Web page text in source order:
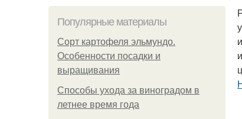
Популярные материалы
Сорт картофеля эльмундо.
Особенности посадки и
выращивания
Способы ухода за виноградом в
летнее время года